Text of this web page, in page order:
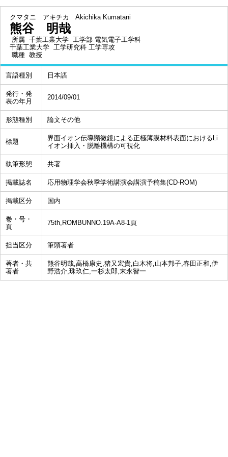
クマタニ アキチカ Akichika Kumatani
熊谷 明哉
所属 千葉工業大学 工学部 電気電子工学科
千葉工業大学 工学研究科 工学専攻
職種 教授
言語種別 日本語
発行・発
表の年月
2014/09/01
形態種別 論文その他
標題
界面イオン伝導顕微鏡による正極薄膜材料表面におけるLi
イオン挿入・脱離機構の可視化
執筆形態 共著
掲載誌名 応用物理学会秋季学術講演会講演予稿集(CD-ROM)
掲載区分 国内
巻・号・
頁
75th,ROMBUNNO.19A-A8-1頁
担当区分 筆頭著者
著者・共
著者
熊谷明哉,高橋康史,猪又宏貴,白木将,山本邦子,春田正和,伊
野浩介,珠玖仁,一杉太郎,末永智一